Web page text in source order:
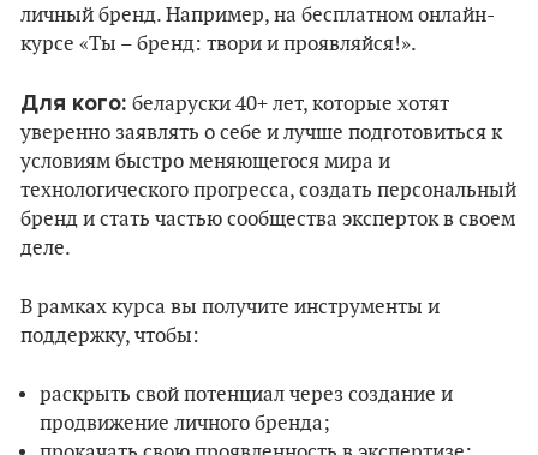
личный бренд. Например, на бесплатном онлайн-
курсе «Ты – бренд: твори и проявляйся!».
Для кого: беларуски 40+ лет, которые хотят
уверенно заявлять о себе и лучше подготовиться к
условиям быстро меняющегося мира и
технологического прогресса, создать персональный
бренд и стать частью сообщества эксперток в своем
деле.
В рамках курса вы получите инструменты и
поддержку, чтобы:
раскрыть свой потенциал через создание и
продвижение личного бренда;